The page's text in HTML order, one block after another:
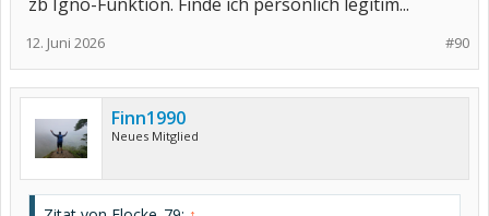
#90
12. Juni 2026
Finn1990
Neues Mitglied